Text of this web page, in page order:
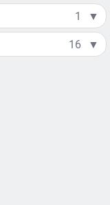
1 ▼
16 ▼